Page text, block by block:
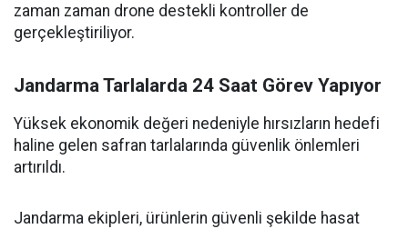
zaman zaman drone destekli kontroller de
gerçekleştiriliyor.
Jandarma Tarlalarda 24 Saat Görev Yapıyor
Yüksek ekonomik değeri nedeniyle hırsızların hedefi
haline gelen safran tarlalarında güvenlik önlemleri
artırıldı.
Jandarma ekipleri, ürünlerin güvenli şekilde hasat